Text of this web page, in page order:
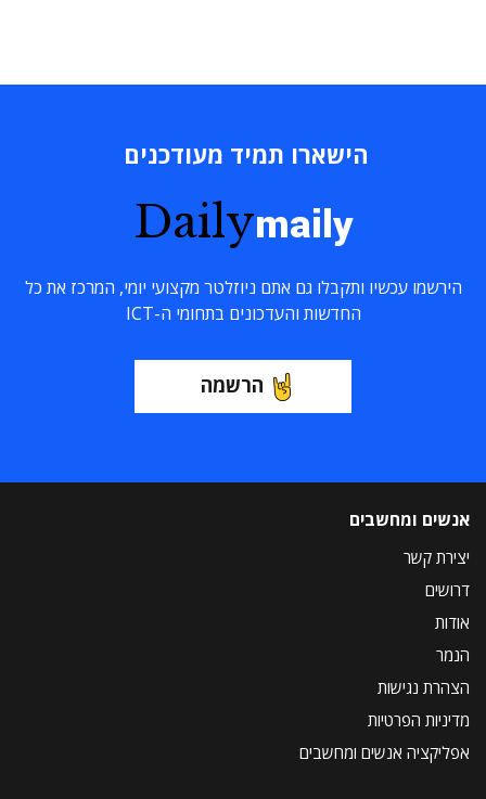
הישארו תמיד מעודכנים
Dailymaily
הירשמו עכשיו ותקבלו גם אתם ניוזלטר מקצועי יומי, המרכז את כל
החדשות והעדכונים בתחומי ה-ICT
הרשמה
אנשים ומחשבים
יצירת קשר
דרושים
אודות
הנמר
הצהרת נגישות
מדיניות הפרטיות
אפליקציה אנשים ומחשבים